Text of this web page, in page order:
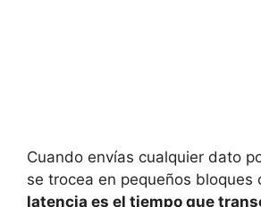
Cuando envías cualquier dato
se trocea en pequeños bloques
latencia es el tiempo que